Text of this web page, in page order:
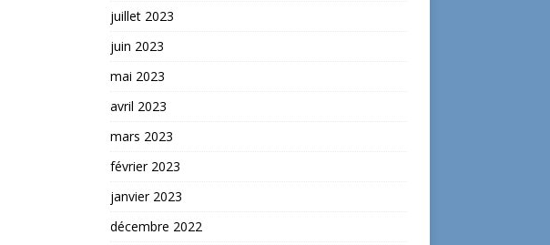
juillet 2023
juin 2023
mai 2023
avril 2023
mars 2023
février 2023
janvier 2023
décembre 2022